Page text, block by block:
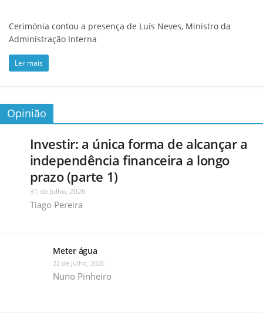
Cerimónia contou a presença de Luís Neves, Ministro da
Administração Interna
Ler mais
Opinião
Investir: a única forma de alcançar a
independência financeira a longo
prazo (parte 1)
31 de Julho, 2026
Tiago Pereira
Meter água
22 de Julho, 2026
Nuno Pinheiro